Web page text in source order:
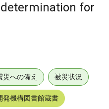
for
災への備え 被災状況
発機構図書館蔵書